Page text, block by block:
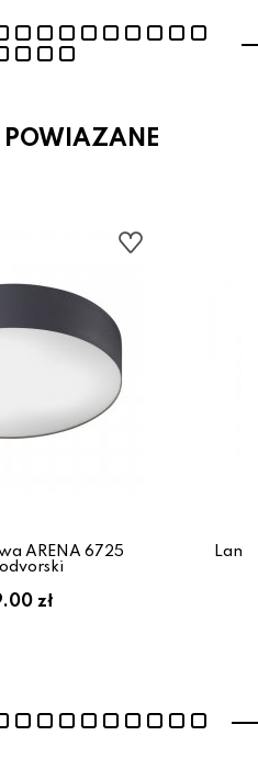
POWIAZANE
ARENA 6725
zł